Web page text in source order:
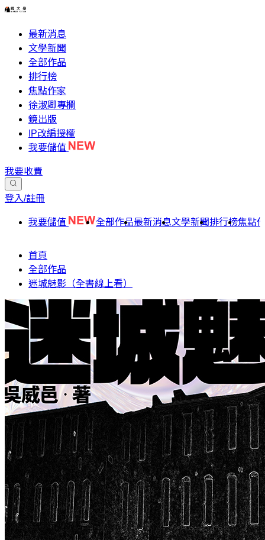
最新消息
文學新聞
全部作品
排行榜
焦點作家
徐淑卿專欄
鏡出版
IP改編授權
我要儲值
我要收費
登入/註冊
我要儲值 全部作品最新消息文學新聞排行榜焦點
首頁
全部作品
迷城魅影（全書線上看）